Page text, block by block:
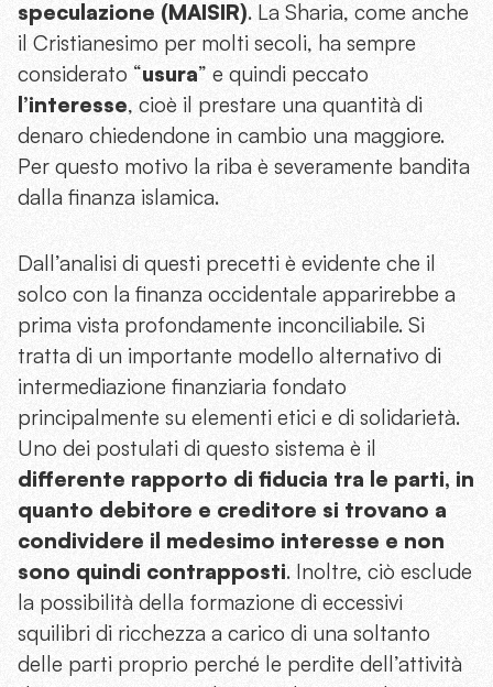
speculazione (MAISIR). La Sharia, come anche
il Cristianesimo per molti secoli, ha sempre
considerato “usura” e quindi peccato
l’interesse, cioè il prestare una quantità di
denaro chiedendone in cambio una maggiore.
Per questo motivo la riba è severamente bandita
dalla finanza islamica.
Dall’analisi di questi precetti è evidente che il
solco con la finanza occidentale apparirebbe a
prima vista profondamente inconciliabile. Si
tratta di un importante modello alternativo di
intermediazione finanziaria fondato
principalmente su elementi etici e di solidarietà.
Uno dei postulati di questo sistema è il
differente rapporto di fiducia tra le parti, in
quanto debitore e creditore si trovano a
condividere il medesimo interesse e non
sono quindi contrapposti. Inoltre, ciò esclude
la possibilità della formazione di eccessivi
squilibri di ricchezza a carico di una soltanto
delle parti proprio perché le perdite dell’attività